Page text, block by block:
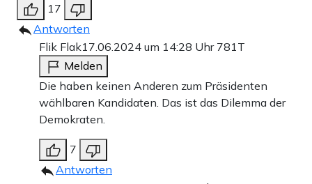
17
Antworten
Flik Flak17.06.2024 um 14:28 Uhr 781T
Melden
Die haben keinen Anderen zum Präsidenten
wählbaren Kandidaten. Das ist das Dilemma der
Demokraten.
7
Antworten